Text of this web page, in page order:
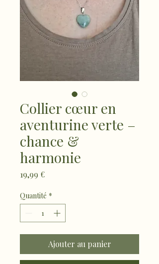
Collier cœur en
aventurine verte –
chance &
harmonie
19,99 €Prix
Quantité *
Ajouter au panier